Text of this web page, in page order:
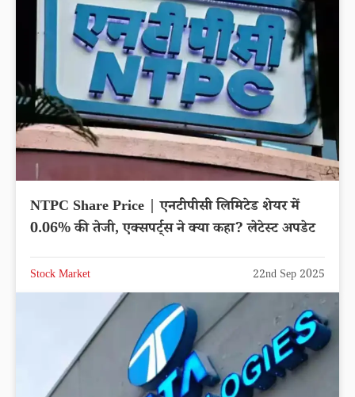
NTPC Share Price | एनटीपीसी लिमिटेड शेयर में
0.06% की तेजी, एक्सपर्ट्स ने क्या कहा? लेटेस्ट अपडेट
Stock Market 22nd Sep 2025